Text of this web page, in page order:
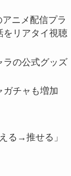
アニメ配信プラ
をリアタイ視聴
ラの公式グッズ
ガチャも増加
る→推せる」